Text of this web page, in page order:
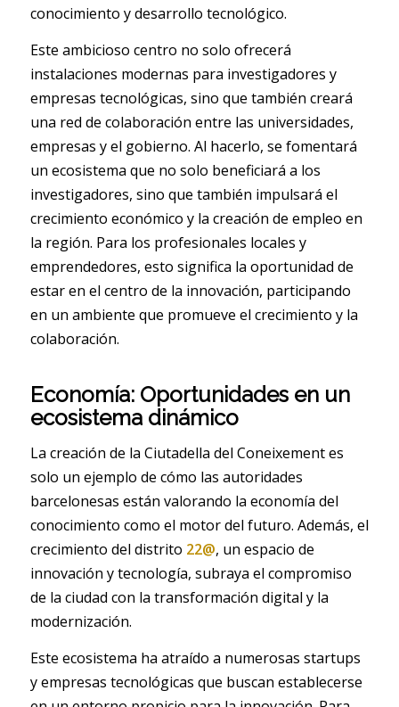
conocimiento y desarrollo tecnológico.
Este ambicioso centro no solo ofrecerá
instalaciones modernas para investigadores y
empresas tecnológicas, sino que también creará
una red de colaboración entre las universidades,
empresas y el gobierno. Al hacerlo, se fomentará
un ecosistema que no solo beneficiará a los
investigadores, sino que también impulsará el
crecimiento económico y la creación de empleo en
la región. Para los profesionales locales y
emprendedores, esto significa la oportunidad de
estar en el centro de la innovación, participando
en un ambiente que promueve el crecimiento y la
colaboración.
Economía: Oportunidades en un
ecosistema dinámico
La creación de la Ciutadella del Coneixement es
solo un ejemplo de cómo las autoridades
barcelonesas están valorando la economía del
conocimiento como el motor del futuro. Además, el
crecimiento del distrito 22@, un espacio de
innovación y tecnología, subraya el compromiso
de la ciudad con la transformación digital y la
modernización.
Este ecosistema ha atraído a numerosas startups
y empresas tecnológicas que buscan establecerse